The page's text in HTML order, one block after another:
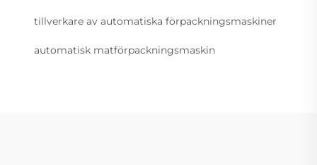
tillverkare av automatiska förpackningsmaskiner
automatisk matförpackningsmaskin